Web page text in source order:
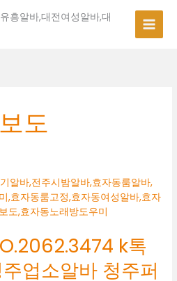
흥알바,대전여성알바,대
도
k톡
업소알바 청주퍼